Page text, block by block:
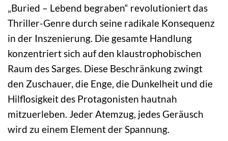
„Buried – Lebend begraben“ revolutioniert das
Thriller-Genre durch seine radikale Konsequenz
in der Inszenierung. Die gesamte Handlung
konzentriert sich auf den klaustrophobischen
Raum des Sarges. Diese Beschränkung zwingt
den Zuschauer, die Enge, die Dunkelheit und die
Hilflosigkeit des Protagonisten hautnah
mitzuerleben. Jeder Atemzug, jedes Geräusch
wird zu einem Element der Spannung.